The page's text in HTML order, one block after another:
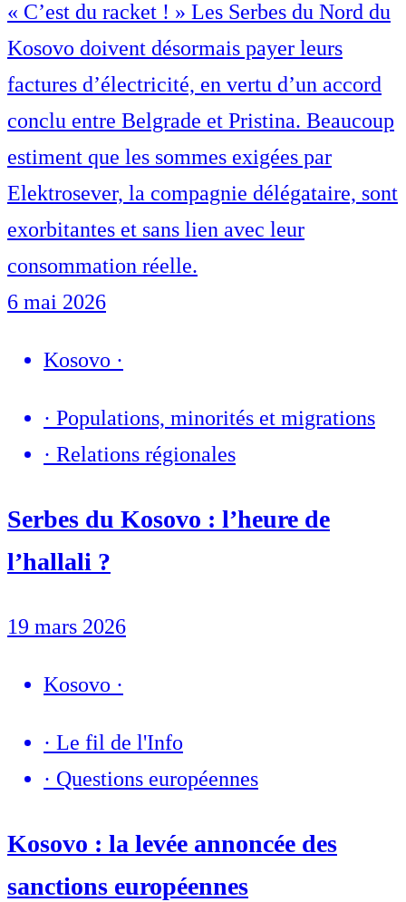
« C’est du racket ! » Les Serbes du Nord du
Kosovo doivent désormais payer leurs
factures d’électricité, en vertu d’un accord
conclu entre Belgrade et Pristina. Beaucoup
estiment que les sommes exigées par
Elektrosever, la compagnie délégataire, sont
exorbitantes et sans lien avec leur
consommation réelle.
6 mai 2026
Kosovo ·
· Populations, minorités et migrations
· Relations régionales
Serbes du Kosovo : l’heure de
l’hallali ?
19 mars 2026
Kosovo ·
· Le fil de l'Info
· Questions européennes
Kosovo : la levée annoncée des
sanctions européennes